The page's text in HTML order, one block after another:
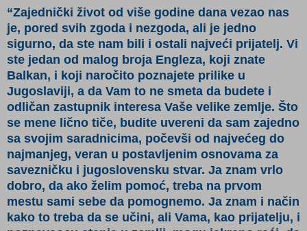
“Zajednički život od više godine dana vezao nas
je, pored svih zgoda i nezgoda, ali je jedno
sigurno, da ste nam bili i ostali najveći prijatelj. Vi
ste jedan od malog broja Engleza, koji znate
Balkan, i koji naročito poznajete prilike u
Jugoslaviji, a da Vam to ne smeta da budete i
odličan zastupnik interesa Vaše velike zemlje. Što
se mene lično tiče, budite uvereni da sam zajedno
sa svojim saradnicima, počevši od najvećeg do
najmanjeg, veran u postavljenim osnovama za
savezničku i jugoslovensku stvar. Ja znam vrlo
dobro, da ako želim pomoć, treba na prvom
mestu sami sebe da pomognemo. Ja znam i način
kako to treba da se učini, ali Vama, kao prijatelju, i